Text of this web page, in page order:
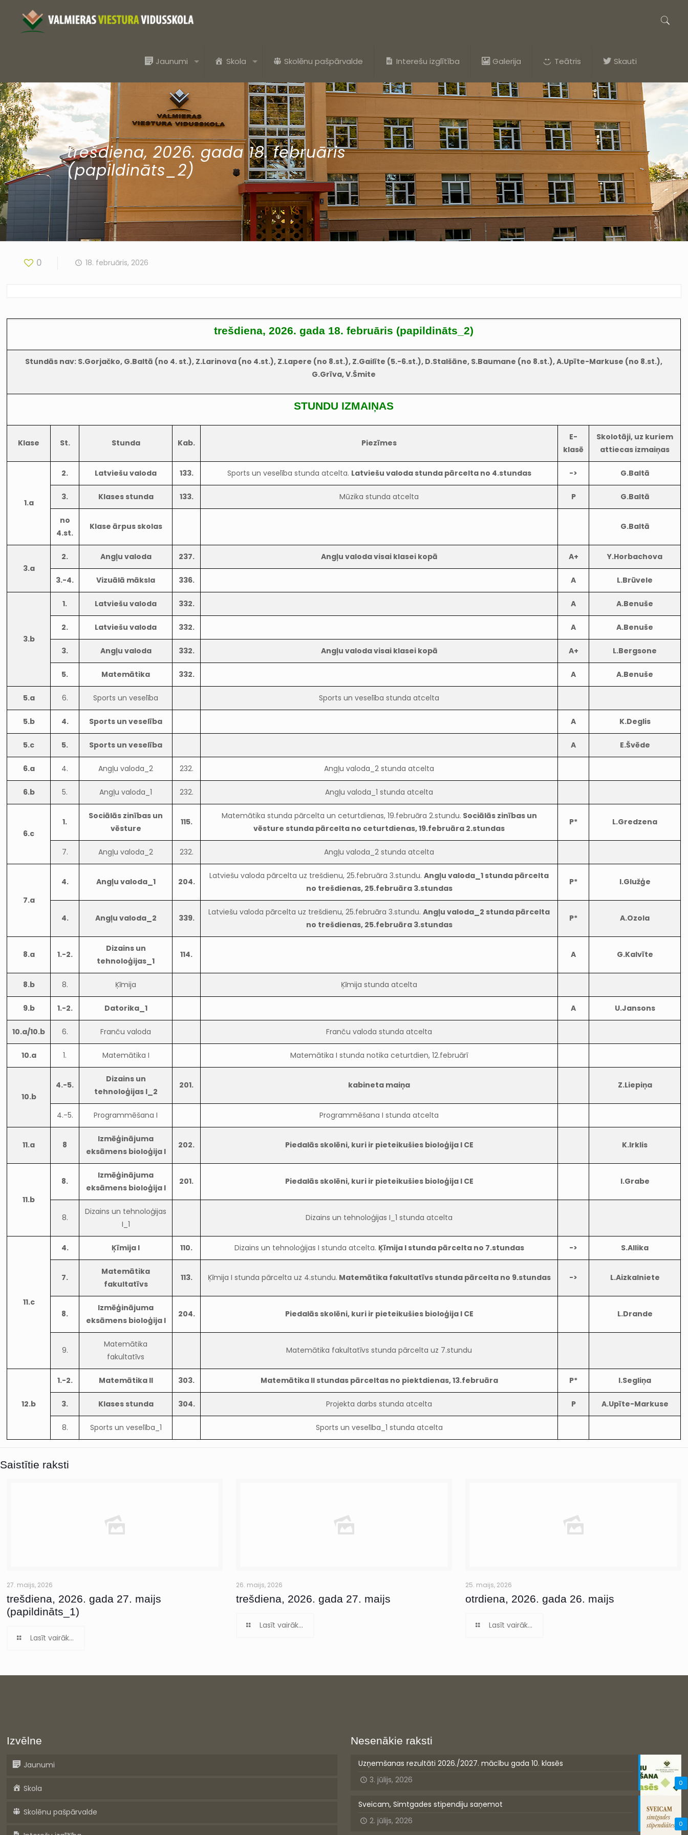
Jaunumi Skola Skolēnu pašpārvalde Interešu izglītība Galerija Teātris Skauti
trešdiena, 2026. gada 18. februāris
(papildināts_2)
0 18. februāris, 2026
trešdiena, 2026. gada 18. februāris (papildināts_2)
Stundās nav: S.Gorjačko, G.Baltā (no 4. st.), Z.Larinova (no 4.st.), Z.Lapere (no 8.st.), Z.Gailīte (5.-6.st.), D.Stalšāne, S.Baumane (no 8.st.), A.Upīte-Markuse (no 8.st.),
G.Grīva, V.Šmite
STUNDU IZMAIŅAS
Klase St. Stunda Kab. Piezīmes
E-
klasē
Skolotāji, uz kuriem
attiecas izmaiņas
1.a
2. Latviešu valoda 133. Sports un veselība stunda atcelta. Latviešu valoda stunda pārcelta no 4.stundas -> G.Baltā
3. Klases stunda 133. Mūzika stunda atcelta P G.Baltā
no
4.st.
Klase ārpus skolas G.Baltā
3.a
2. Angļu valoda 237. Angļu valoda visai klasei kopā A+ Y.Horbachova
3.-4. Vizuālā māksla 336. A L.Brūvele
3.b
1. Latviešu valoda 332. A A.Benuše
2. Latviešu valoda 332. A A.Benuše
3. Angļu valoda 332. Angļu valoda visai klasei kopā A+ L.Bergsone
5. Matemātika 332. A A.Benuše
5.a 6. Sports un veselība Sports un veselība stunda atcelta
5.b 4. Sports un veselība A K.Deglis
5.c 5. Sports un veselība A E.Švēde
6.a 4. Angļu valoda_2 232. Angļu valoda_2 stunda atcelta
6.b 5. Angļu valoda_1 232. Angļu valoda_1 stunda atcelta
6.c
1.
Sociālās zinības un
vēsture
115.
Matemātika stunda pārcelta un ceturtdienas, 19.februāra 2.stundu. Sociālās zinības un
vēsture stunda pārcelta no ceturtdienas, 19.februāra 2.stundas
P* L.Gredzena
7. Angļu valoda_2 232. Angļu valoda_2 stunda atcelta
7.a
4. Angļu valoda_1 204.
Latviešu valoda pārcelta uz trešdienu, 25.februāra 3.stundu.Angļu valoda_1 stunda pārcelta
no trešdienas, 25.februāra 3.stundas
P* I.Glužģe
4. Angļu valoda_2 339.
Latviešu valoda pārcelta uz trešdienu, 25.februāra 3.stundu.Angļu valoda_2 stunda pārcelta
no trešdienas, 25.februāra 3.stundas
P* A.Ozola
8.a 1.-2.
Dizains un
tehnoloģijas_1
114. A G.Kalvīte
8.b 8. Ķīmija Ķīmija stunda atcelta
9.b 1.-2. Datorika_1 A U.Jansons
10.a/10.b 6. Franču valoda Franču valoda stunda atcelta
10.a 1. Matemātika I Matemātika I stunda notika ceturtdien, 12.februārī
10.b
4.-5.
Dizains un
tehnoloģijas I_2
201. kabineta maiņa Z.Liepiņa
4.-5. Programmēšana I Programmēšana I stunda atcelta
11.a 8
Izmēģinājuma
eksāmens bioloģija I
202. Piedalās skolēni, kuri ir pieteikušies bioloģija I CE K.Irklis
11.b
8.
Izmēģinājuma
eksāmens bioloģija I
201. Piedalās skolēni, kuri ir pieteikušies bioloģija I CE I.Grabe
8.
Dizains un tehnoloģijas
I_1
Dizains un tehnoloģijas I_1 stunda atcelta
11.c
4. Ķīmija I 110. Dizains un tehnoloģijas I stunda atcelta. Ķīmija I stunda pārcelta no 7.stundas -> S.Allika
7.
Matemātika
fakultatīvs
113. Ķīmija I stunda pārcelta uz 4.stundu. Matemātika fakultatīvs stunda pārcelta no 9.stundas -> L.Aizkalniete
8.
Izmēģinājuma
eksāmens bioloģija I
204. Piedalās skolēni, kuri ir pieteikušies bioloģija I CE L.Drande
9.
Matemātika
fakultatīvs
Matemātika fakultatīvs stunda pārcelta uz 7.stundu
12.b
1.-2. Matemātika II 303. Matemātika II stundas pārceltas no piektdienas, 13.februāra P* I.Segliņa
3. Klases stunda 304. Projekta darbs stunda atcelta P A.Upīte-Markuse
8. Sports un veselība_1 Sports un veselība_1 stunda atcelta
Saistītie raksti
27. maijs, 2026
trešdiena, 2026. gada 27. maijs
(papildināts_1)
Lasīt vairāk...
26. maijs, 2026
trešdiena, 2026. gada 27. maijs
Lasīt vairāk...
25. maijs, 2026
otrdiena, 2026. gada 26. maijs
Lasīt vairāk...
Izvēlne
Jaunumi
Skola
Skolēnu pašpārvalde
Nesenākie raksti
0
Uzņemšanas rezultāti 2026./2027. mācību gada 10. klasēs
3. jūlijs, 2026
0
Sveicam, Simtgades stipendiju saņemot
2. jūlijs, 2026